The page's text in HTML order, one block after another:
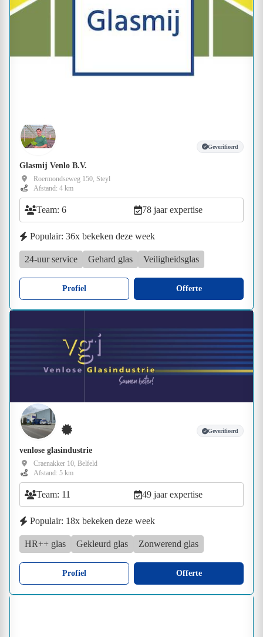
Geverifieerd
Glasmij Venlo B.V.
Roermondseweg 150, Steyl
Afstand: 4 km
Team: 6 78 jaar expertise
Populair: 36x bekeken deze week
24-uur service Gehard glas Veiligheidsglas
Profiel Offerte
Geverifieerd
venlose glasindustrie
Craenakker 10, Belfeld
Afstand: 5 km
Team: 11 49 jaar expertise
Populair: 18x bekeken deze week
HR++ glas Gekleurd glas Zonwerend glas
Profiel Offerte